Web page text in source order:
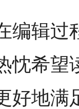
编辑过
忱希望
好地满